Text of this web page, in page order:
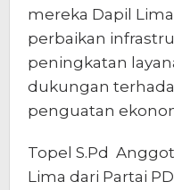
mereka Dapil
perbaikan
peningkatan
dukungan
penguatan
Topel S.Pd
Lima dari Partai